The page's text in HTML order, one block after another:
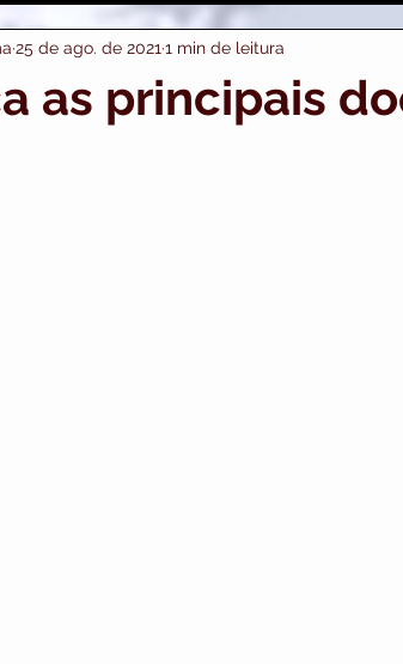
e CORPO Odonto NUTRIÇÃO
as principais
25 de ago. de 20211 min de leitura